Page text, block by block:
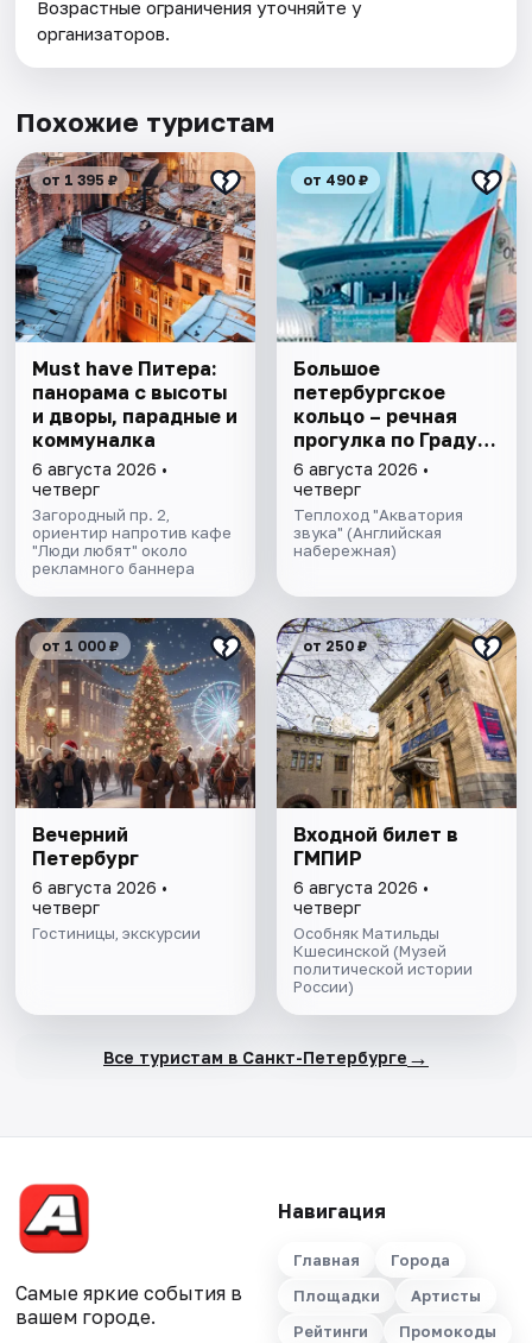
Возрастные ограничения уточняйте у
организаторов.
Похожие туристам
от 1 395 ₽
Must have Питера:
панорама с высоты
и дворы, парадные и
коммуналка
6 августа 2026 •
четверг
Загородный пр. 2,
ориентир напротив кафе
"Люди любят" около
рекламного баннера
от 490 ₽
Большое
петербургское
кольцо – речная
прогулка пo Граду
на Неве с
авторской
экскурсией и живой
музыкой в тёплом
салоне теплохода
6 августа 2026 •
четверг
Теплоход "Акватория
звука" (Английская
набережная)
от 1 000 ₽
Вечерний
Петербург
6 августа 2026 •
четверг
Гостиницы, экскурсии
от 250 ₽
Входной билет в
ГМПИР
6 августа 2026 •
четверг
Особняк Матильды
Кшесинской (Музей
политической истории
России)
Все туристам в Санкт-Петербурге →
Самые яркие события в
вашем городе.
Навигация
Главная
Города
Площадки
Артисты
Рейтинги
Промокоды